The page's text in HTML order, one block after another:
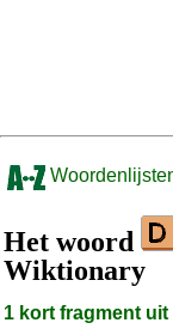
Het woord
Wiktionary
1 kort fragment